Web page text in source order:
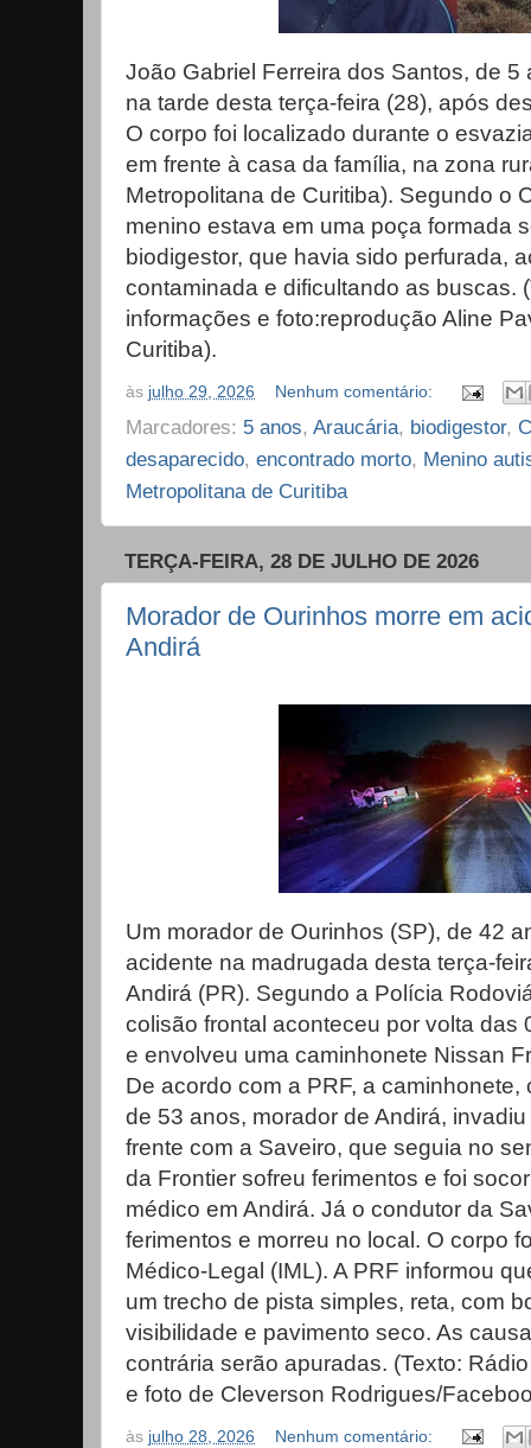
João Gabriel Ferreira dos Santos, de 5
na tarde desta terça-feira (28), após
O corpo foi localizado durante o
em frente à casa da família, na zona
Metropolitana de Curitiba). Segundo o
menino estava em uma poça formada
biodigestor, que havia sido perfurada,
contaminada e dificultando as buscas.
informações e foto:reprodução Aline
Curitiba).
às julho 29, 2026 Nenhum comentário:
Marcadores: 5 anos, Araucária, biodigestor,
desaparecido, encontrado morto, Menino
Metropolitana de Curitiba
TERÇA-FEIRA, 28 DE JULHO DE 2026
Morador de Ourinhos morre em
Andirá
Um morador de Ourinhos (SP), de 42
acidente na madrugada desta terça-
Andirá (PR). Segundo a Polícia
colisão frontal aconteceu por volta das
e envolveu uma caminhonete Nissan
De acordo com a PRF, a
de 53 anos, morador de Andirá,
frente com a Saveiro, que seguia no
da Frontier sofreu ferimentos e foi
médico em Andirá. Já o condutor da
ferimentos e morreu no local. O corpo
Médico-Legal (IML). A PRF informou
um trecho de pista simples, reta, com
visibilidade e pavimento seco. As
contrária serão apuradas. (Texto:
e foto de Cleverson Rodrigues/
às julho 28, 2026 Nenhum comentário: